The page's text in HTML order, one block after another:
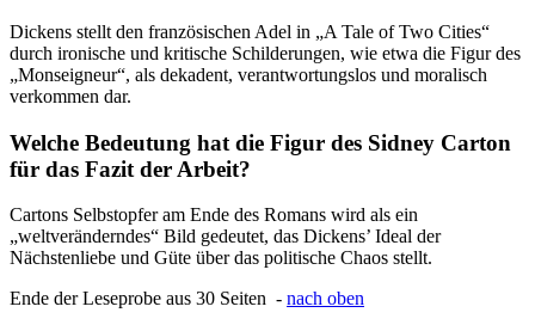
Dickens stellt den französischen Adel in „A Tale of Two Cities“
durch ironische und kritische Schilderungen, wie etwa die Figur des
„Monseigneur“, als dekadent, verantwortungslos und moralisch
verkommen dar.
Welche Bedeutung hat die Figur des Sidney Carton
für das Fazit der Arbeit?
Cartons Selbstopfer am Ende des Romans wird als ein
„weltveränderndes“ Bild gedeutet, das Dickens’ Ideal der
Nächstenliebe und Güte über das politische Chaos stellt.
Ende der Leseprobe aus 30 Seiten - nach oben